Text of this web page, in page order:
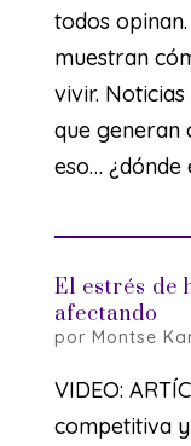
todos
muestran
vivir.
que generan
eso… ¿dónde
El estrés de
afectando
por Montse
VIDEO:
competitiva